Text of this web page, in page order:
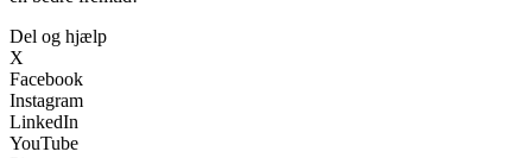
Del og hjælp
X
Facebook
Instagram
LinkedIn
YouTube